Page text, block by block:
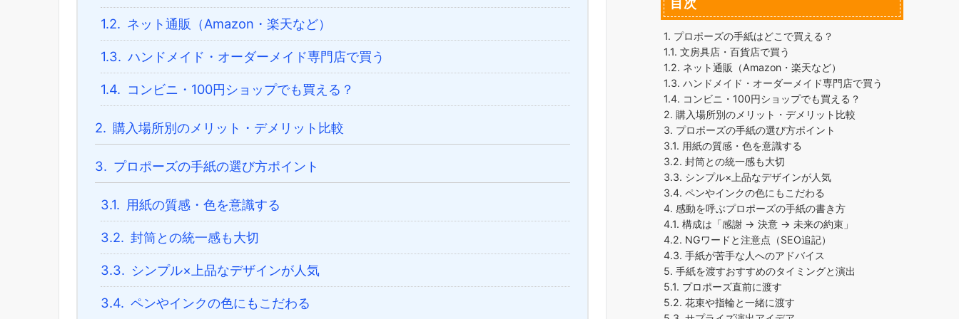
1.2. ネット通販（Amazon・楽天など）
1.3. ハンドメイド・オーダーメイド専門店で買う
1.4. コンビニ・100円ショップでも買える？
2. 購入場所別のメリット・デメリット比較
3. プロポーズの手紙の選び方ポイント
3.1. 用紙の質感・色を意識する
3.2. 封筒との統一感も大切
3.3. シンプル×上品なデザインが人気
3.4. ペンやインクの色にもこだわる
1. プロポーズの手紙はどこで買える？
1.1. 文房具店・百貨店で買う
1.2. ネット通販（Amazon・楽天など）
1.3. ハンドメイド・オーダーメイド専門店で買う
1.4. コンビニ・100円ショップでも買える？
2. 購入場所別のメリット・デメリット比較
3. プロポーズの手紙の選び方ポイント
3.1. 用紙の質感・色を意識する
3.2. 封筒との統一感も大切
3.3. シンプル×上品なデザインが人気
3.4. ペンやインクの色にもこだわる
4. 感動を呼ぶプロポーズの手紙の書き方
4.1. 構成は「感謝 → 決意 → 未来の約束」
4.2. NGワードと注意点（SEO追記）
4.3. 手紙が苦手な人へのアドバイス
5. 手紙を渡すおすすめのタイミングと演出
5.1. プロポーズ直前に渡す
5.2. 花束や指輪と一緒に渡す